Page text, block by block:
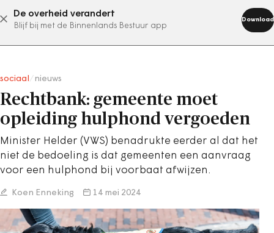
De overheid verandert
Blijf bij met de Binnenlands Bestuur app
Download
abonneer nu
sociaal nieuws
Rechtbank: gemeente moet
opleiding hulphond vergoeden
Minister Helder (VWS) benadrukte eerder al dat het
niet de bedoeling is dat gemeenten een aanvraag
voor een hulphond bij voorbaat afwijzen.
Koen Enneking 14 mei 2024